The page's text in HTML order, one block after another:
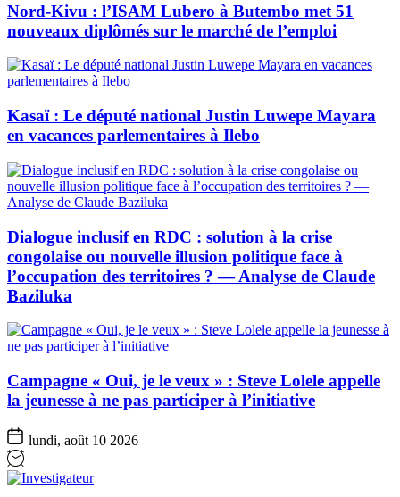
Nord-Kivu : l’ISAM Lubero à Butembo met 51
nouveaux diplômés sur le marché de l’emploi
Kasaï : Le député national Justin Luwepe Mayara
en vacances parlementaires à Ilebo
Dialogue inclusif en RDC : solution à la crise
congolaise ou nouvelle illusion politique face à
l’occupation des territoires ? — Analyse de Claude
Baziluka
Campagne « Oui, je le veux » : Steve Lolele appelle
la jeunesse à ne pas participer à l’initiative
lundi, août 10 2026